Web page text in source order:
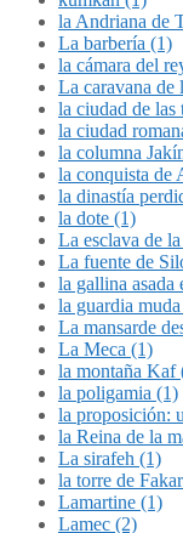
la Andriana de
La barbería (1)
la cámara del
La caravana de
la ciudad de las
la ciudad
la columna
la conquista de
la dinastía
la dote (1)
La esclava de
La fuente de
la gallina asada
la guardia
La mansarde
La Meca (1)
la montaña Kaf
la poligamia (1)
la proposición:
la Reina de la
La sirafeh (1)
la torre de
Lamartine (1)
Lamec (2)